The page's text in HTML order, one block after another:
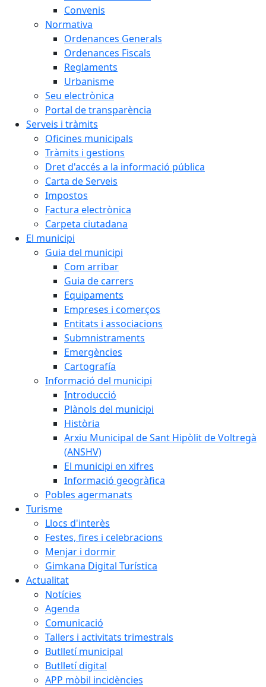
Convenis
Normativa
Ordenances Generals
Ordenances Fiscals
Reglaments
Urbanisme
Seu electrònica
Portal de transparència
Serveis i tràmits
Oficines municipals
Tràmits i gestions
Dret d'accés a la informació pública
Carta de Serveis
Impostos
Factura electrònica
Carpeta ciutadana
El municipi
Guia del municipi
Com arribar
Guia de carrers
Equipaments
Empreses i comerços
Entitats i associacions
Submnistraments
Emergències
Cartografía
Informació del municipi
Introducció
Plànols del municipi
Història
Arxiu Municipal de Sant Hipòlit de Voltregà
(ANSHV)
El municipi en xifres
Informació geogràfica
Pobles agermanats
Turisme
Llocs d'interès
Festes, fires i celebracions
Menjar i dormir
Gimkana Digital Turística
Actualitat
Notícies
Agenda
Comunicació
Tallers i activitats trimestrals
Butlletí municipal
Butlletí digital
APP mòbil incidències